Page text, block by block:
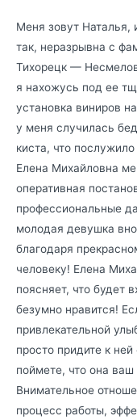
Меня зовут Наталья,
так, неразрывна с
Тихорецк —
я нахожусь под ее
установка виниров
у меня случилась
киста, что
Елена Михайловна
оперативная
профессиональные
молодая девушка
благодаря
человеку! Елена
поясняет, что будет
безумно нравится!
привлекательной
просто придите к
поймете, что она ваш
Внимательное
процесс работы,